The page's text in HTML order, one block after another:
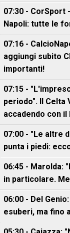
07:30 - CorSport
Napoli: tutte le
07:16 -
aggiungi subito
importanti!
07:15 -
periodo". Il Celta
accadendo con il
07:00 - "Le altre
punta i piedi:
06:45 - Marolda:
in particolare.
06:00 - Del
esuberi, ma fino